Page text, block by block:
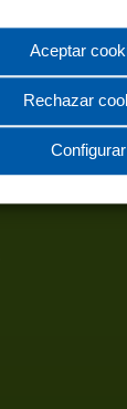
Aceptar
Rechazar
Configurar